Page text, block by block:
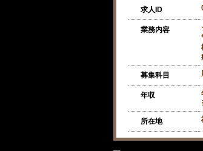
求人ID
業務内容
募集科目
年収
所在地